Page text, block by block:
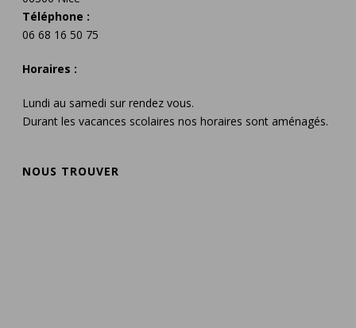
Téléphone :
06 68 16 50 75
Horaires :
Lundi au samedi sur rendez vous.
Durant les vacances scolaires nos horaires sont aménagés.
NOUS TROUVER